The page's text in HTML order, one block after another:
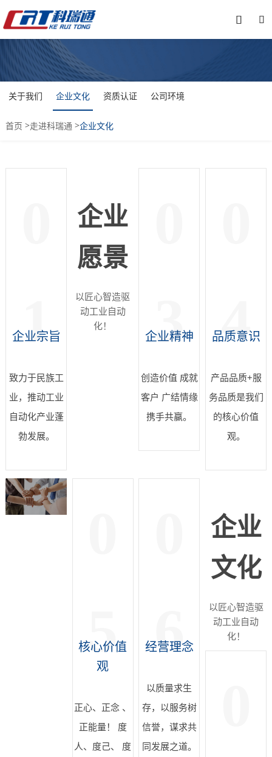


关于我们 企业文化 资质认证 公司环境
首页 >走进科瑞通 >企业文化
1
企业宗旨
致力于民族工
业，推动工业
自动化产业蓬
勃发展。
企业
愿景
以匠心智造驱
动工业自动
化！
3
企业精神
创造价值 成就
客户 广结情缘
携手共赢。
4
品质意识
产品品质+服
务品质是我们
的核心价值
观。
5
核心价值
观
正心、正念 、
正能量！ 度
人、度己、 度
6
经营理念
以质量求生
存，以服务树
信誉，谋求共
同发展之道。
企业
文化
以匠心智造驱
动工业自动
化！